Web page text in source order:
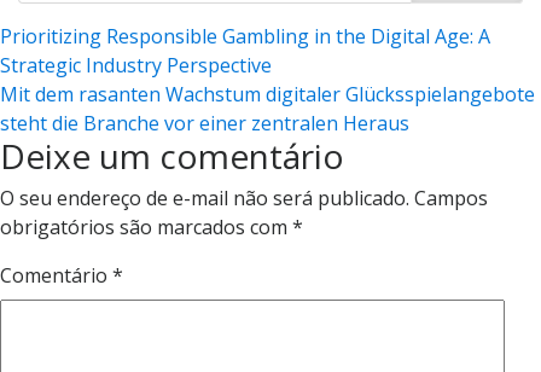
Navegação
de
Post
Prioritizing Responsible Gambling in the Digital Age: A
Strategic Industry Perspective
Mit dem rasanten Wachstum digitaler Glücksspielangebote
steht die Branche vor einer zentralen Heraus
Deixe um comentário
O seu endereço de e-mail não será publicado. Campos
obrigatórios são marcados com *
Comentário *